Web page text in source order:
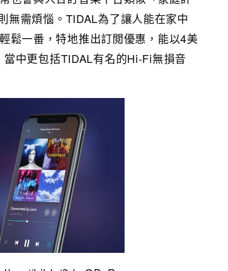
無需煩惱。TIDAL為了讓人能在家中
鬆一番，特地推出訂閲優惠，能以4美
中更包括TIDAL有名的Hi-Fi無損音